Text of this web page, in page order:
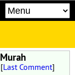
[Last Comment]